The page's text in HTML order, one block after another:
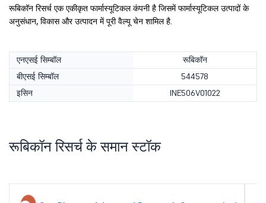
रूबिकॉन रिसर्च एक एकीकृत फार्मास्यूटिकल कंपनी है जिसमें फार्मास्यूटिकल उत्पादों के
अनुसंधान, विकास और उत्पादन में पूरी वैल्यू चेन शामिल है.
एनएसई सिम्बॉल
रूबिकॉन
बीएसई सिम्बॉल
544578
इसिन
INE506V01022
रूबिकॉन रिसर्च के समान स्टॉक